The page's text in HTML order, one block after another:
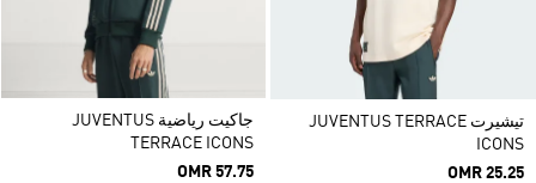
تيشيرت JUVENTUS TERRACE
ICONS
OMR 25.25
جاكيت رياضية JUVENTUS
TERRACE ICONS
OMR 57.75